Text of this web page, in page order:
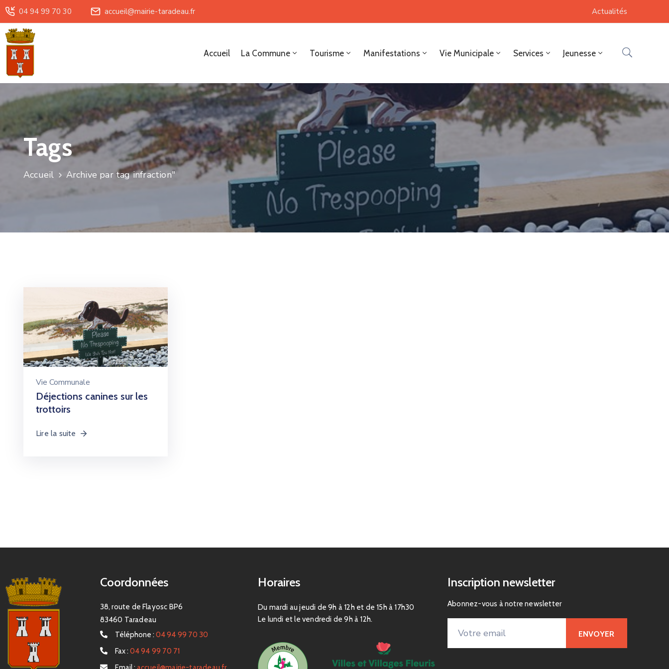
04 94 99 70 30 accueil@mairie-taradeau.fr Actualités
Accueil La Commune Tourisme Manifestations Vie Municipale Services Jeunesse
Tags
Accueil Archive par tag infraction"
Vie Communale
Déjections canines sur les
trottoirs
Lire la suite
Coordonnées
38, route de Flayosc BP6
83460 Taradeau
Téléphone : 04 94 99 70 30
Fax : 04 94 99 70 71
Horaires
Du mardi au jeudi de 9h à 12h et de 15h à 17h30
Le lundi et le vendredi de 9h à 12h.
Inscription newsletter
Abonnez-vous à notre newsletter